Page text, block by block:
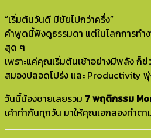
“เริ่มต้นวันดี มีชัยไปกว่าครึ่ง”
คำพูดนี้ฟังดูธรรมดา แต่ในโลกการทำ
สุด ๆ
เพราะแค่คุณเริ่มต้นเช้าอย่างมีพลัง ก็ช่
สมองปลอดโปร่ง และ Productivity
วันนี้น้องชายเลยรวม 7 พฤติกรรม
เค้าทำกันทุกวัน มาให้คุณเอกลองทำตา